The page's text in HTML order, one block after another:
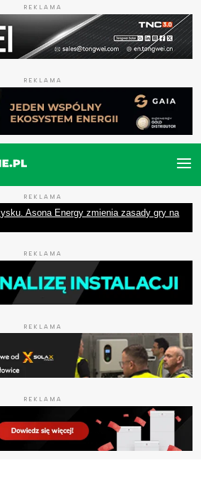
REKLAMA
REKLAMA
REKLAMA
Asona Energy zmienia zasady gry na
REKLAMA
REKLAMA
REKLAMA